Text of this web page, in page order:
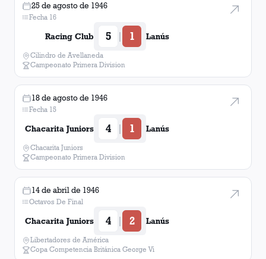
25 de agosto de 1946
Fecha 16
Racing Club 5 | 1 Lanús
Cilindro de Avellaneda
Campeonato Primera Division
18 de agosto de 1946
Fecha 15
Chacarita Juniors 4 | 1 Lanús
Chacarita Juniors
Campeonato Primera Division
14 de abril de 1946
Octavos De Final
Chacarita Juniors 4 | 2 Lanús
Libertadores de América
Copa Competencia Británica George Vi